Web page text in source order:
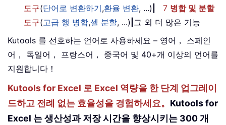
도구(단어로 변환하기,환율 변환, ...) 7 병합 및 분할
도구(고급 행 병합,셀 분할, ...) 그 외 더 많은 기능
Kutools 를 선호하는 언어로 사용하세요 – 영어， 스페인
어， 독일어， 프랑스어， 중국어 및 40+개 이상의 언어를
지원합니다！
Kutools for Excel 로 Excel 역량을 한 단계 업그레이
드하고 전례 없는 효율성을 경험하세요。 Kutools for
Excel 는 생산성과 저장 시간을 향상시키는 300 개